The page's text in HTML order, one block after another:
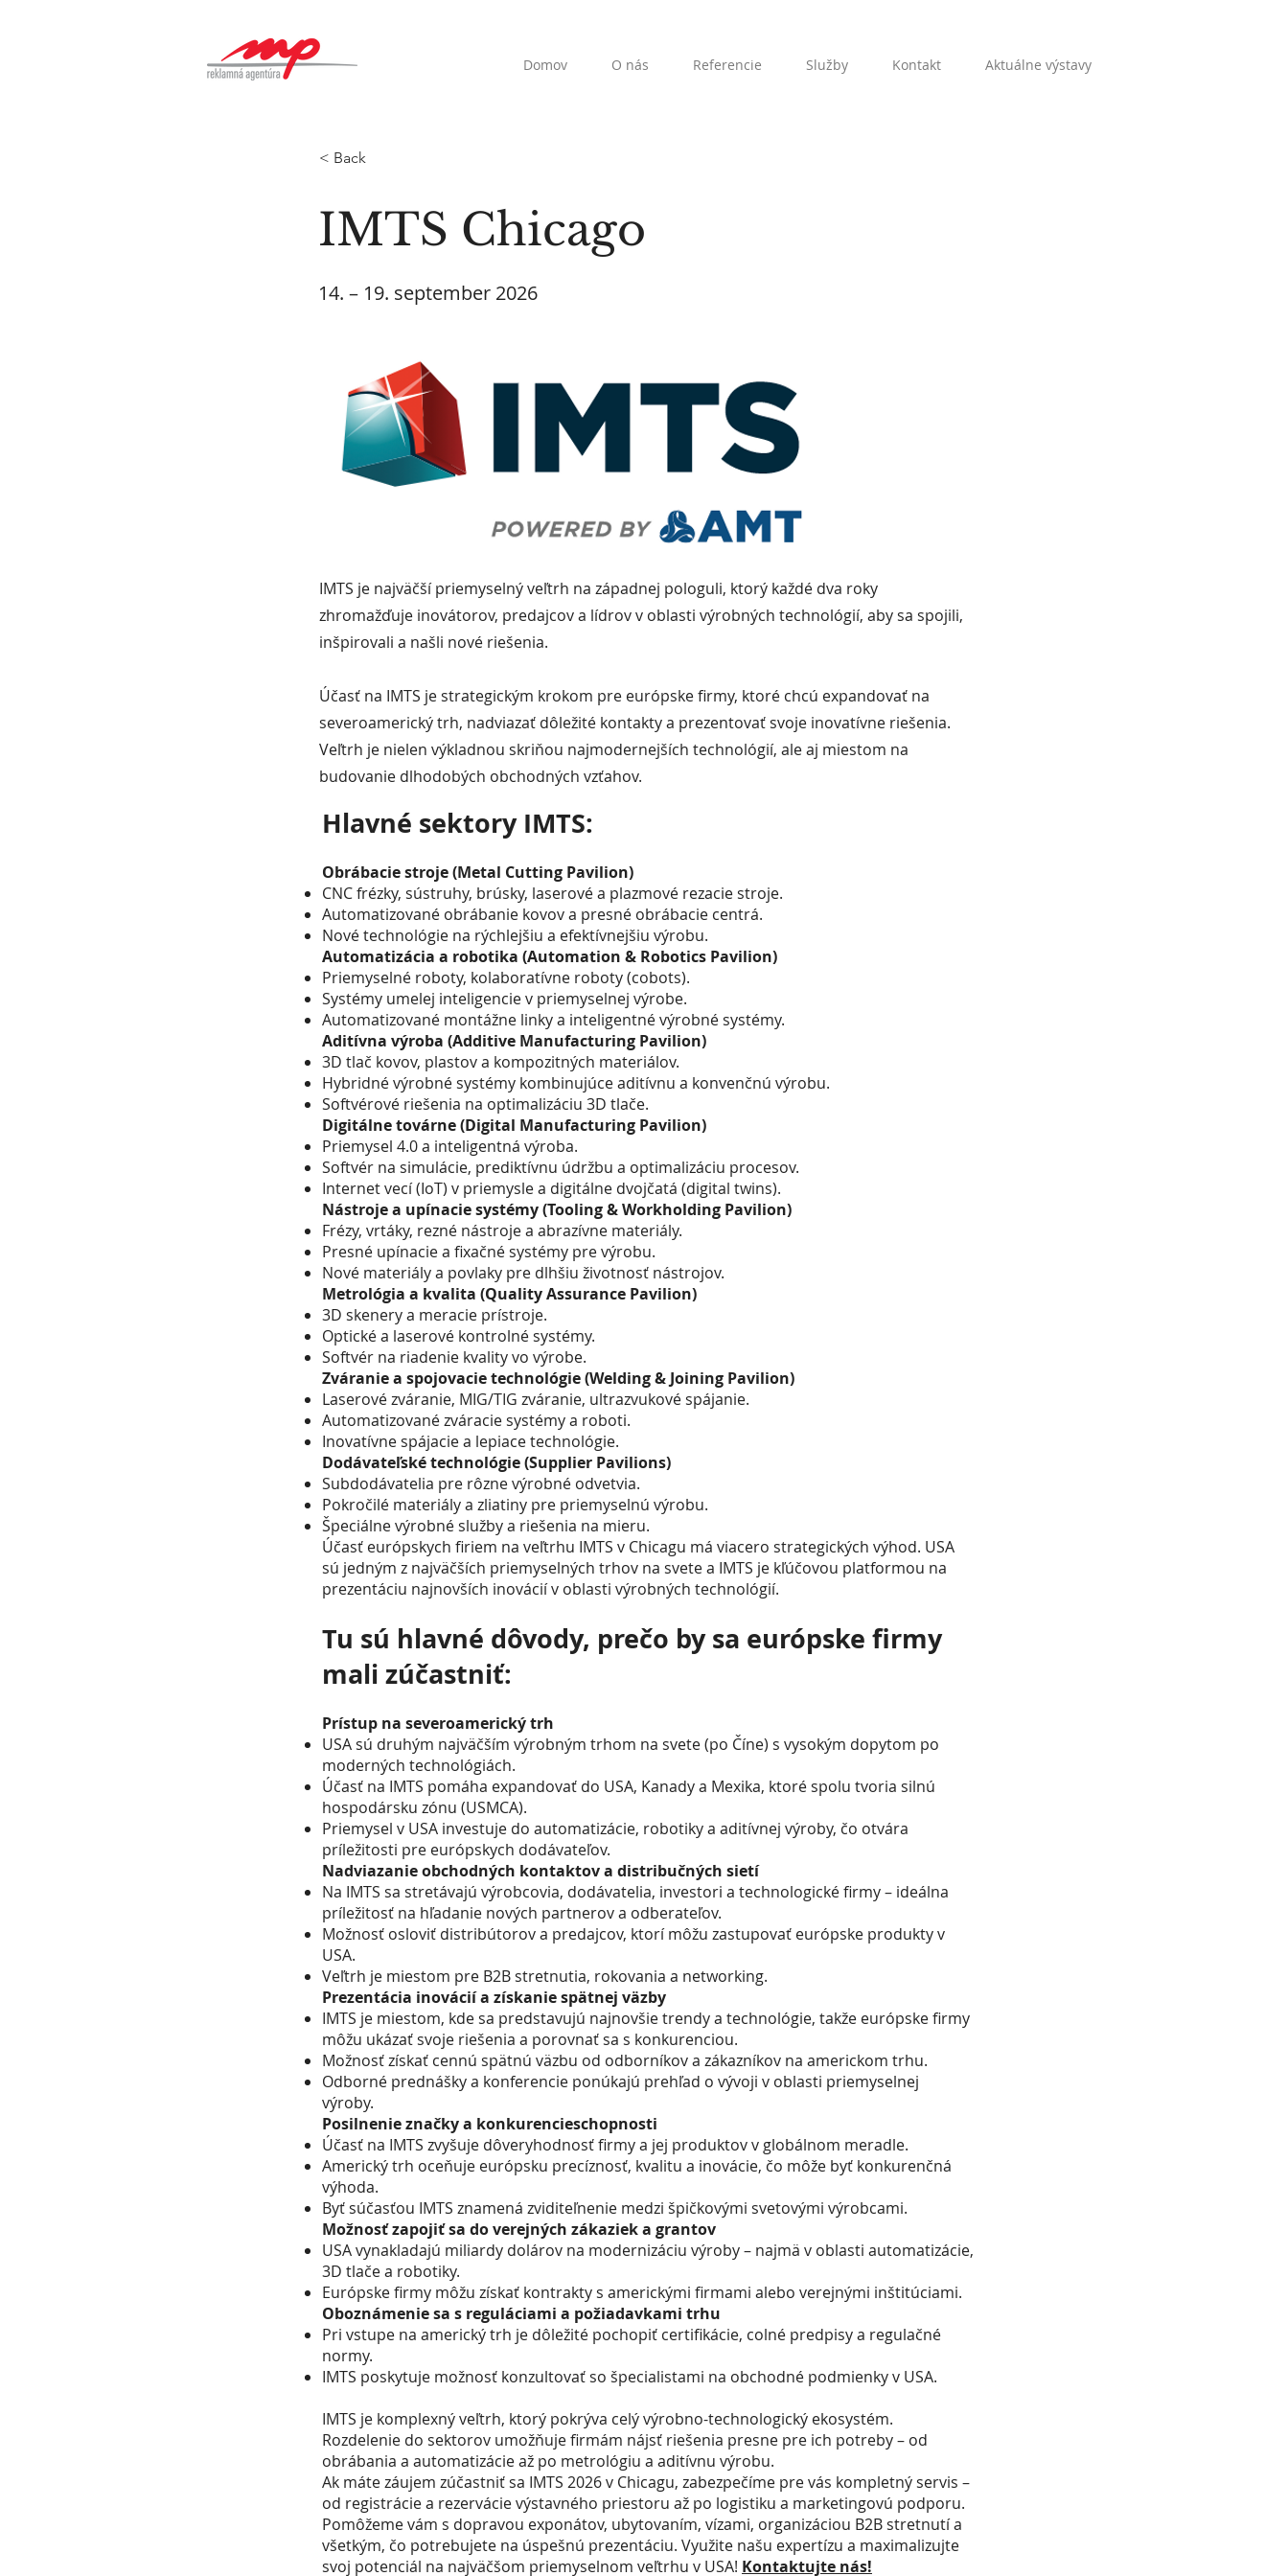
Domov O nás Referencie Služby Kontakt Aktuálne výstavy
< Back
IMTS Chicago
14. – 19. september 2026
IMTS je najväčší priemyselný veľtrh na západnej pologuli, ktorý každé dva roky
zhromažďuje inovátorov, predajcov a lídrov v oblasti výrobných technológií, aby sa spojili,
inšpirovali a našli nové riešenia.
Účasť na IMTS je strategickým krokom pre európske firmy, ktoré chcú expandovať na
severoamerický trh, nadviazať dôležité kontakty a prezentovať svoje inovatívne riešenia.
Veľtrh je nielen výkladnou skriňou najmodernejších technológií, ale aj miestom na
budovanie dlhodobých obchodných vzťahov.
Hlavné sektory IMTS:
Obrábacie stroje (Metal Cutting Pavilion)
CNC frézky, sústruhy, brúsky, laserové a plazmové rezacie stroje.
Automatizované obrábanie kovov a presné obrábacie centrá.
Nové technológie na rýchlejšiu a efektívnejšiu výrobu.
Automatizácia a robotika (Automation & Robotics Pavilion)
Priemyselné roboty, kolaboratívne roboty (cobots).
Systémy umelej inteligencie v priemyselnej výrobe.
Automatizované montážne linky a inteligentné výrobné systémy.
Aditívna výroba (Additive Manufacturing Pavilion)
3D tlač kovov, plastov a kompozitných materiálov.
Hybridné výrobné systémy kombinujúce aditívnu a konvenčnú výrobu.
Softvérové riešenia na optimalizáciu 3D tlače.
Digitálne továrne (Digital Manufacturing Pavilion)
Priemysel 4.0 a inteligentná výroba.
Softvér na simulácie, prediktívnu údržbu a optimalizáciu procesov.
Internet vecí (IoT) v priemysle a digitálne dvojčatá (digital twins).
Nástroje a upínacie systémy (Tooling & Workholding Pavilion)
Frézy, vrtáky, rezné nástroje a abrazívne materiály.
Presné upínacie a fixačné systémy pre výrobu.
Nové materiály a povlaky pre dlhšiu životnosť nástrojov.
Metrológia a kvalita (Quality Assurance Pavilion)
3D skenery a meracie prístroje.
Optické a laserové kontrolné systémy.
Softvér na riadenie kvality vo výrobe.
Zváranie a spojovacie technológie (Welding & Joining Pavilion)
Laserové zváranie, MIG/TIG zváranie, ultrazvukové spájanie.
Automatizované zváracie systémy a roboti.
Inovatívne spájacie a lepiace technológie.
Dodávateľské technológie (Supplier Pavilions)
Subdodávatelia pre rôzne výrobné odvetvia.
Pokročilé materiály a zliatiny pre priemyselnú výrobu.
Špeciálne výrobné služby a riešenia na mieru.
Účasť európskych firiem na veľtrhu IMTS v Chicagu má viacero strategických výhod. USA
sú jedným z najväčších priemyselných trhov na svete a IMTS je kľúčovou platformou na
prezentáciu najnovších inovácií v oblasti výrobných technológií.
Tu sú hlavné dôvody, prečo by sa európske firmy
mali zúčastniť:
Prístup na severoamerický trh
USA sú druhým najväčším výrobným trhom na svete (po Číne) s vysokým dopytom po
moderných technológiách.
Účasť na IMTS pomáha expandovať do USA, Kanady a Mexika, ktoré spolu tvoria silnú
hospodársku zónu (USMCA).
Priemysel v USA investuje do automatizácie, robotiky a aditívnej výroby, čo otvára
príležitosti pre európskych dodávateľov.
Nadviazanie obchodných kontaktov a distribučných sietí
Na IMTS sa stretávajú výrobcovia, dodávatelia, investori a technologické firmy – ideálna
príležitosť na hľadanie nových partnerov a odberateľov.
Možnosť osloviť distribútorov a predajcov, ktorí môžu zastupovať európske produkty v
USA.
Veľtrh je miestom pre B2B stretnutia, rokovania a networking.
Prezentácia inovácií a získanie spätnej väzby
IMTS je miestom, kde sa predstavujú najnovšie trendy a technológie, takže európske firmy
môžu ukázať svoje riešenia a porovnať sa s konkurenciou.
Možnosť získať cennú spätnú väzbu od odborníkov a zákazníkov na americkom trhu.
Odborné prednášky a konferencie ponúkajú prehľad o vývoji v oblasti priemyselnej
výroby.
Posilnenie značky a konkurencieschopnosti
Účasť na IMTS zvyšuje dôveryhodnosť firmy a jej produktov v globálnom meradle.
Americký trh oceňuje európsku precíznosť, kvalitu a inovácie, čo môže byť konkurenčná
výhoda.
Byť súčasťou IMTS znamená zviditeľnenie medzi špičkovými svetovými výrobcami.
Možnosť zapojiť sa do verejných zákaziek a grantov
USA vynakladajú miliardy dolárov na modernizáciu výroby – najmä v oblasti automatizácie,
3D tlače a robotiky.
Európske firmy môžu získať kontrakty s americkými firmami alebo verejnými inštitúciami.
Oboznámenie sa s reguláciami a požiadavkami trhu
Pri vstupe na americký trh je dôležité pochopiť certifikácie, colné predpisy a regulačné
normy.
IMTS poskytuje možnosť konzultovať so špecialistami na obchodné podmienky v USA.
IMTS je komplexný veľtrh, ktorý pokrýva celý výrobno-technologický ekosystém.
Rozdelenie do sektorov umožňuje firmám nájsť riešenia presne pre ich potreby – od
obrábania a automatizácie až po metrológiu a aditívnu výrobu.
Ak máte záujem zúčastniť sa IMTS 2026 v Chicagu, zabezpečíme pre vás kompletný servis –
od registrácie a rezervácie výstavného priestoru až po logistiku a marketingovú podporu.
Pomôžeme vám s dopravou exponátov, ubytovaním, vízami, organizáciou B2B stretnutí a
všetkým, čo potrebujete na úspešnú prezentáciu. Využite našu expertízu a maximalizujte
svoj potenciál na najväčšom priemyselnom veľtrhu v USA! Kontaktujte nás!